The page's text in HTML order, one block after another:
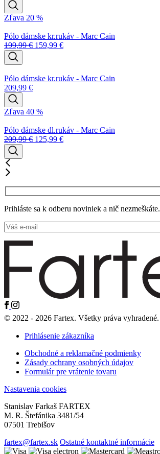
Zľava 20 %
Pólo dámske kr.rukáv - Marc Cain
199,99€ 159,99 €
Pólo dámske kr.rukáv - Marc Cain
209,99 €
Zľava 40 %
Pólo dámske dl.rukáv - Marc Cain
209,99€ 125,99 €
Prihláste sa k odberu noviniek a nič nezmeškáte.
© 2022 - 2026 Fartex. Všetky práva vyhradené.
Prihlásenie zákazníka
Obchodné a reklamačné podmienky
Zásady ochrany osobných údajov
Formulár pre vrátenie tovaru
Nastavenia cookies
Stanislav Farkaš FARTEX
M. R. Štefánika 3481/54
07501 Trebišov
fartex@fartex.sk Ostatné kontaktné informácie